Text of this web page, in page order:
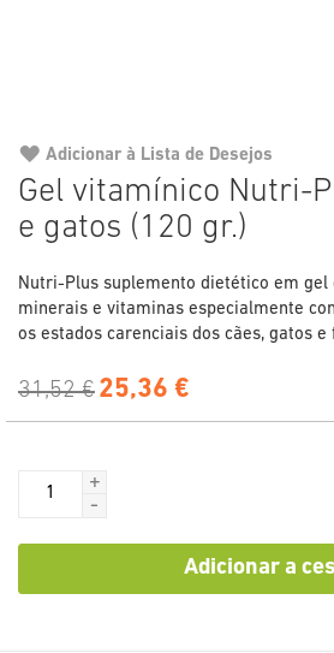
Gel vitamínico Nutri-
e gatos (120 gr.)
Nutri-Plus suplemento dietético em gel
minerais e vitaminas especialmente
os estados carenciais dos cães, gatos e
31,52 € 25,36 €
+
-
Adicionar a
Adicionar à Lista de Desejos
para
Galeria
de